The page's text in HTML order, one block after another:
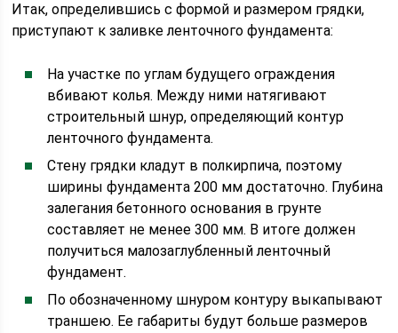
Итак, определившись с формой и размером грядки,
приступают к заливке ленточного фундамента:
На участке по углам будущего ограждения
вбивают колья. Между ними натягивают
строительный шнур, определяющий контур
ленточного фундамента.
Стену грядки кладут в полкирпича, поэтому
ширины фундамента 200 мм достаточно. Глубина
залегания бетонного основания в грунте
составляет не менее 300 мм. В итоге должен
получиться малозаглубленный ленточный
фундамент.
По обозначенному шнуром контуру выкапывают
траншею. Ее габариты будут больше размеров